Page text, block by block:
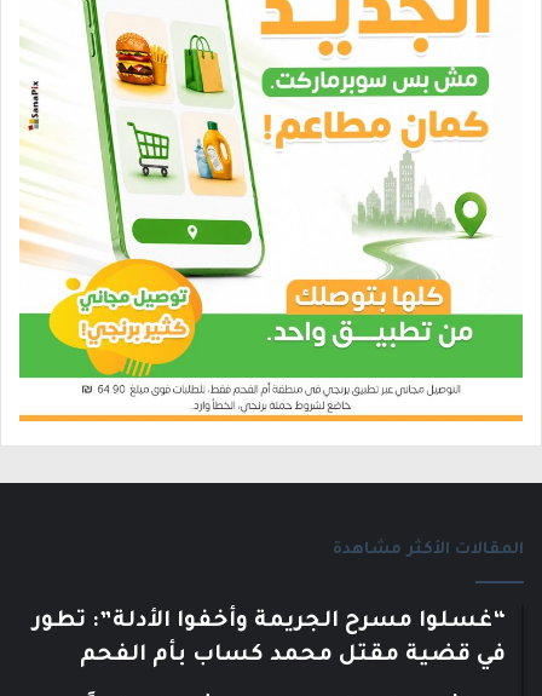
المقالات الأكثر مشاهدة
“غسلوا مسرح الجريمة وأخفوا الأدلة”: تطور
في قضية مقتل محمد كساب بأم الفحم